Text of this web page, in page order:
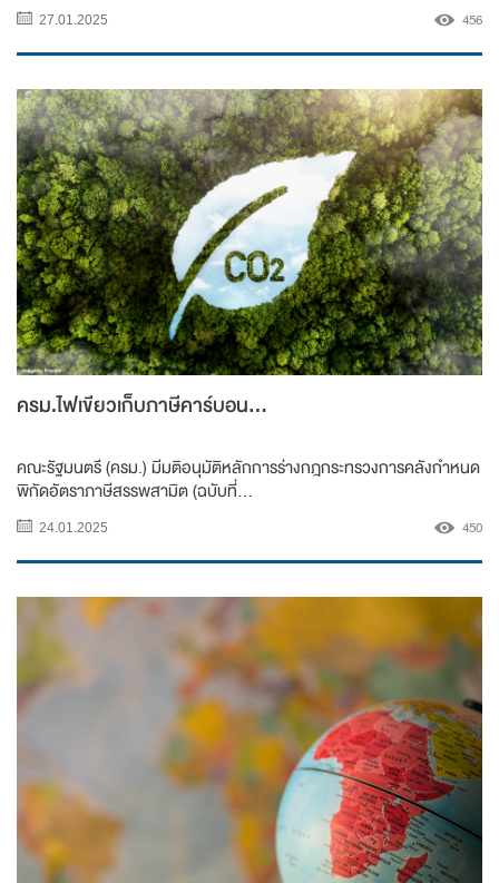
27.01.2025 456
ครม.ไฟเขียวเก็บภาษีคาร์บอน...
คณะรัฐมนตรี (ครม.) มีมติอนุมัติหลักการร่างกฎกระทรวงการคลังกำหนด
พิกัดอัตราภาษีสรรพสามิต (ฉบับที่...
24.01.2025 450